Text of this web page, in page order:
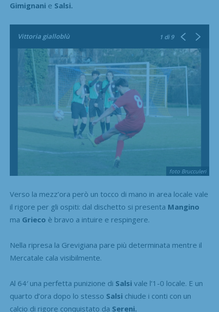
Gimignani e Salsi.
Vittoria gialloblù 1 di 9
foto Brucculeri
Verso la mezz’ora però un tocco di mano in area locale vale
il rigore per gli ospiti: dal dischetto si presenta Mangino
ma Grieco è bravo a intuire e respingere.
Nella ripresa la Grevigiana pare più determinata mentre il
Mercatale cala visibilmente.
Al 64′ una perfetta punizione di Salsi vale l’1-0 locale. E un
quarto d’ora dopo lo stesso Salsi chiude i conti con un
calcio di rigore conquistato da Sereni.